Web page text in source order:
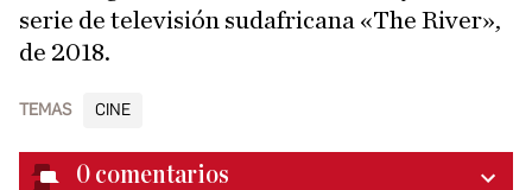
serie de televisión sudafricana «The River»,
de 2018.
TEMAS CINE
0 comentarios